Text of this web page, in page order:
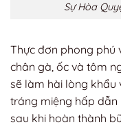
Sự Hòa
Thực đơn phong phú
chân gà, ốc và tôm
sẽ làm hài lòng khẩu
tráng miệng hấp dẫn
sau khi hoàn thành